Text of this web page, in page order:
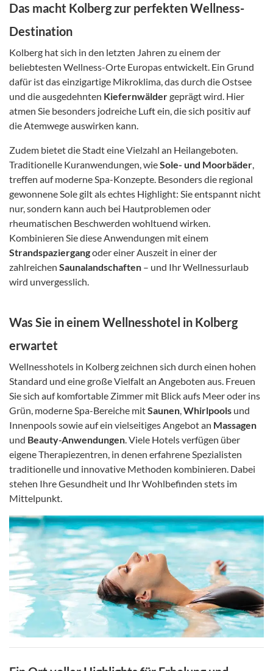
Das macht Kolberg zur perfekten Wellness-
Destination
Kolberg hat sich in den letzten Jahren zu einem der
beliebtesten Wellness-Orte Europas entwickelt. Ein Grund
dafür ist das einzigartige Mikroklima, das durch die Ostsee
und die ausgedehnten Kiefernwäldergeprägt wird. Hier
atmen Sie besonders jodreiche Luft ein, die sich positiv auf
die Atemwege auswirken kann.
Zudem bietet die Stadt eine Vielzahl an Heilangeboten.
Traditionelle Kuranwendungen, wieSole- und Moorbäder,
treffen auf moderne Spa-Konzepte. Besonders die regional
gewonnene Sole gilt als echtes Highlight: Sie entspannt nicht
nur, sondern kann auch bei Hautproblemen oder
rheumatischen Beschwerden wohltuend wirken.
Kombinieren Sie diese Anwendungen mit einem
Strandspaziergangoder einer Auszeit in einer der
zahlreichen Saunalandschaften – und Ihr Wellnessurlaub
wird unvergesslich.
Was Sie in einem Wellnesshotel in Kolberg
erwartet
Wellnesshotels in Kolberg zeichnen sich durch einen hohen
Standard und eine große Vielfalt an Angeboten aus. Freuen
Sie sich auf komfortable Zimmer mit Blick aufs Meer oder ins
Grün, moderne Spa-Bereiche mitSaunen,Whirlpools und
Innenpools sowie auf ein vielseitiges Angebot an Massagen
und Beauty-Anwendungen. Viele Hotels verfügen über
eigene Therapiezentren, in denen erfahrene Spezialisten
traditionelle und innovative Methoden kombinieren. Dabei
stehen Ihre Gesundheit und Ihr Wohlbefinden stets im
Mittelpunkt.